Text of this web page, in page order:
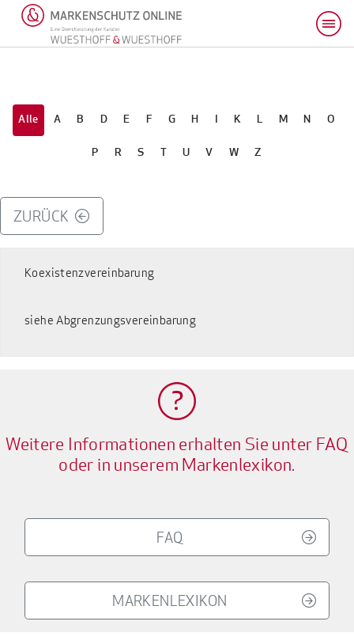
Alle A B D E F G H I K L M N O
P R S T U V W Z
ZURÜCK
Koexistenzvereinbarung
siehe Abgrenzungsvereinbarung
Weitere Informationen erhalten Sie unter FAQ
oder in unserem Markenlexikon.
FAQ
MARKENLEXIKON